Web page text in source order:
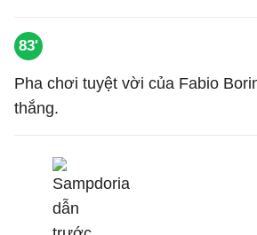
83'
Pha chơi tuyệt vời của Fabio
thắng.